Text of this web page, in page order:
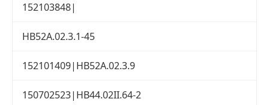
152103848|
HB52A.02.3.1-45
152101409|HB52A.02.3.9
150702523|HB44.02II.64-2